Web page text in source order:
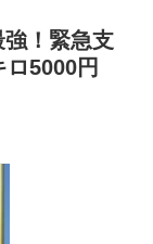
強！緊急支
5000円